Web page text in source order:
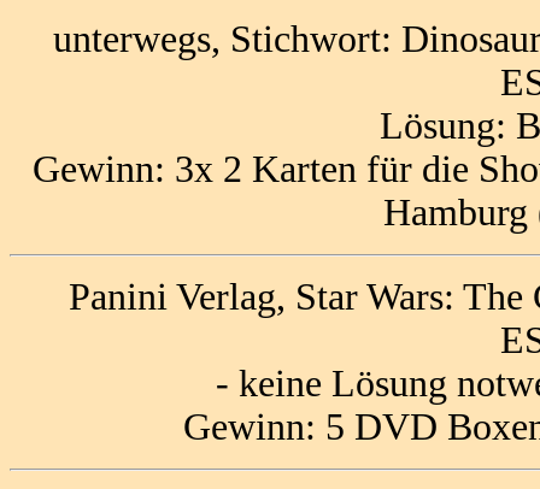
unterwegs, Stichwort:
Lösung:
Gewinn: 3x 2 Karten für die
Hamburg
Panini Verlag, Star Wars:
- keine Lösung
Gewinn: 5 DVD